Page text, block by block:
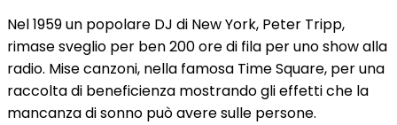
Nel 1959 un popolare DJ di New York, Peter Tripp,
rimase sveglio per ben 200 ore di fila per uno show alla
radio. Mise canzoni, nella famosa Time Square, per una
raccolta di beneficienza mostrando gli effetti che la
mancanza di sonno può avere sulle persone.